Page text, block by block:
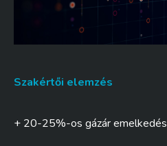
Szakértői elemzés
+ 20-25%-os gázár emelkedés